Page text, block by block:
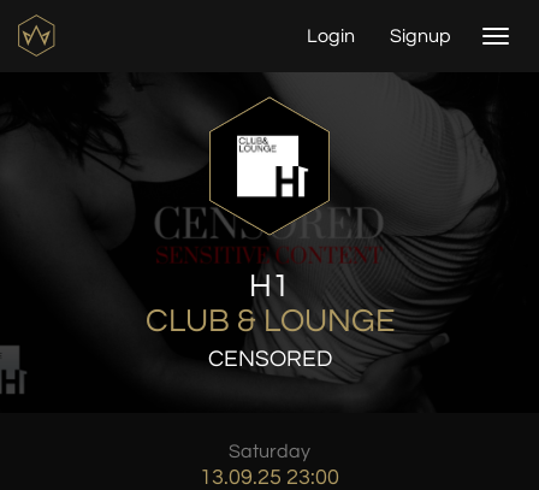
Login Signup
H1
CLUB & LOUNGE
CENSORED
Saturday
13.09.25 23:00